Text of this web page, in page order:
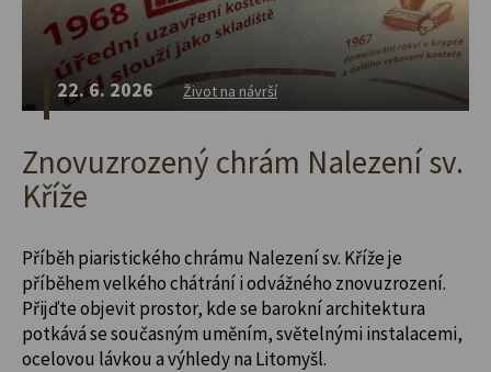
22. 6. 2026 Život na návrší
Znovuzrozený chrám Nalezení sv.
Kříže
Příběh piaristického chrámu Nalezení sv. Kříže je
příběhem velkého chátrání i odvážného znovuzrození.
Přijďte objevit prostor, kde se barokní architektura
potkává se současným uměním, světelnými instalacemi,
ocelovou lávkou a výhledy na Litomyšl.